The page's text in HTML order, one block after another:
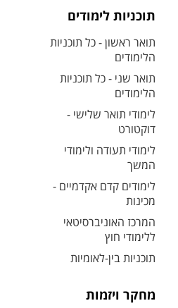
תוכניות לימודים
תואר ראשון - כל תוכניות
הלימודים
תואר שני - כל תוכניות
הלימודים
לימודי תואר שלישי -
דוקטורט
לימודי תעודה ולימודי
המשך
לימודים קדם אקדמיים -
מכינות
המרכז האוניברסיטאי
ללימודי חוץ
תוכניות בין-לאומיות
מחקר ויזמות